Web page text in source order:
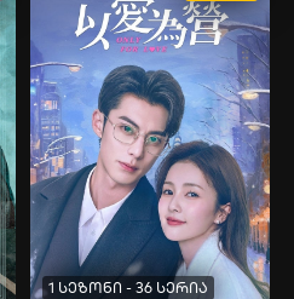
1 სეზონი - 36 სერია